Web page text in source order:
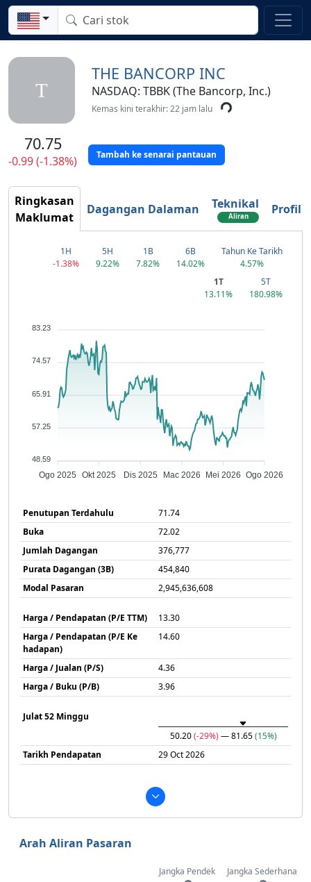
T
THE BANCORP INC
NASDAQ: TBBK (The Bancorp, Inc.)
Kemas kini terakhir: 22 jam lalu
70.75
-0.99 (-1.38%) Tambah ke senarai pantauan
Ringkasan
Maklumat
Dagangan Dalaman Teknikal
Aliran
Menaik
Profil
1H
-1.38%
5H
9.22%
1B
7.82%
6B
14.02%
Tahun Ke Tarikh
4.57%
1T
13.11%
5T
180.98%
83.23
74.57
65.91
57.25
48.59
Ogo 2025 Okt 2025 Dis 2025 Mac 2026 Mei 2026 Ogo 2026
Penutupan Terdahulu
71.74
Buka
72.02
Jumlah Dagangan
376,777
Purata Dagangan (3B)
454,840
Modal Pasaran
2,945,636,608
Harga / Pendapatan (P/E TTM)
13.30
Harga / Pendapatan (P/E Ke
hadapan)
14.60
Harga / Jualan (P/S)
4.36
Harga / Buku (P/B)
3.96
Julat 52 Minggu
50.20(-29%) — 81.65(15%)
Tarikh Pendapatan
29 Oct 2026
Arah Aliran Pasaran
Jangka Pendek Jangka Sederhana